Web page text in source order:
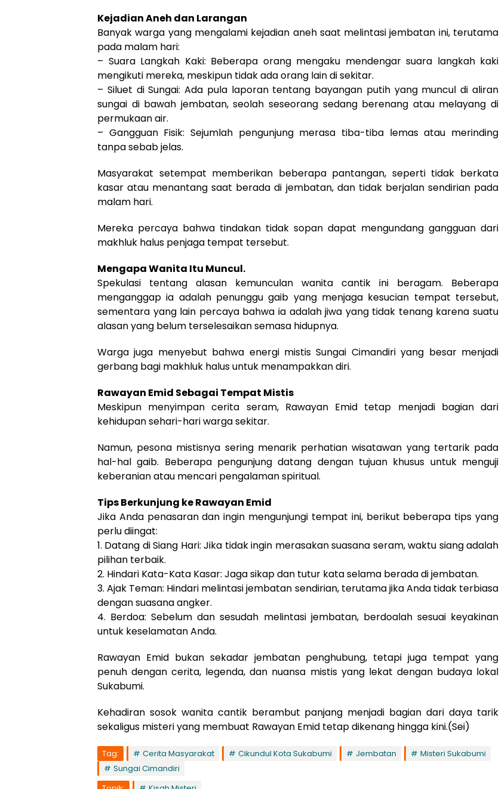
Kejadian Aneh dan Larangan
Banyak warga yang mengalami kejadian aneh saat melintasi jembatan ini, terutama
pada malam hari:
– Suara Langkah Kaki: Beberapa orang mengaku mendengar suara langkah kaki
mengikuti mereka, meskipun tidak ada orang lain di sekitar.
– Siluet di Sungai: Ada pula laporan tentang bayangan putih yang muncul di aliran
sungai di bawah jembatan, seolah seseorang sedang berenang atau melayang di
permukaan air.
– Gangguan Fisik: Sejumlah pengunjung merasa tiba-tiba lemas atau merinding
tanpa sebab jelas.
Masyarakat setempat memberikan beberapa pantangan, seperti tidak berkata
kasar atau menantang saat berada di jembatan, dan tidak berjalan sendirian pada
malam hari.
Mereka percaya bahwa tindakan tidak sopan dapat mengundang gangguan dari
makhluk halus penjaga tempat tersebut.
Mengapa Wanita Itu Muncul.
Spekulasi tentang alasan kemunculan wanita cantik ini beragam. Beberapa
menganggap ia adalah penunggu gaib yang menjaga kesucian tempat tersebut,
sementara yang lain percaya bahwa ia adalah jiwa yang tidak tenang karena suatu
alasan yang belum terselesaikan semasa hidupnya.
Warga juga menyebut bahwa energi mistis Sungai Cimandiri yang besar menjadi
gerbang bagi makhluk halus untuk menampakkan diri.
Rawayan Emid Sebagai Tempat Mistis
Meskipun menyimpan cerita seram, Rawayan Emid tetap menjadi bagian dari
kehidupan sehari-hari warga sekitar.
Namun, pesona mistisnya sering menarik perhatian wisatawan yang tertarik pada
hal-hal gaib. Beberapa pengunjung datang dengan tujuan khusus untuk menguji
keberanian atau mencari pengalaman spiritual.
Tips Berkunjung ke Rawayan Emid
Jika Anda penasaran dan ingin mengunjungi tempat ini, berikut beberapa tips yang
perlu diingat:
1. Datang di Siang Hari: Jika tidak ingin merasakan suasana seram, waktu siang adalah
pilihan terbaik.
2. Hindari Kata-Kata Kasar: Jaga sikap dan tutur kata selama berada di jembatan.
3. Ajak Teman: Hindari melintasi jembatan sendirian, terutama jika Anda tidak terbiasa
dengan suasana angker.
4. Berdoa: Sebelum dan sesudah melintasi jembatan, berdoalah sesuai keyakinan
untuk keselamatan Anda.
Rawayan Emid bukan sekadar jembatan penghubung, tetapi juga tempat yang
penuh dengan cerita, legenda, dan nuansa mistis yang lekat dengan budaya lokal
Sukabumi.
Kehadiran sosok wanita cantik berambut panjang menjadi bagian dari daya tarik
sekaligus misteri yang membuat Rawayan Emid tetap dikenang hingga kini.(Sei)
Tag: Cerita Masyarakat Cikundul Kota Sukabumi Jembatan
Misteri Sukabumi
Sungai Cimandiri